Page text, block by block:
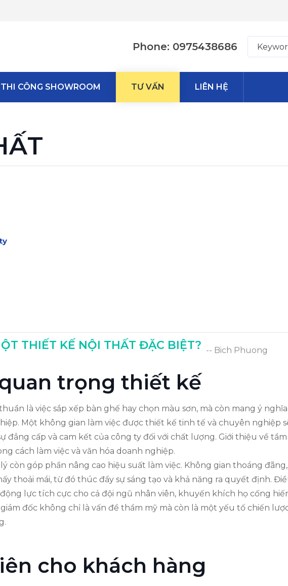
Phone: 0975438686
THI CÔNG SHOWROOM TƯ VẤN LIÊN HỆ
THIẾT KẾ NỘI THẤT ĐẶC BIỆT? -- Bich Phuong
trọng thiết kế
là việc sắp xếp bàn ghế hay chọn màu sơn, mà còn mang ý
Một không gian làm việc được thiết kế tinh tế và chuyên nghiệp
đẳng cấp và cam kết của công ty đối với chất lượng. Giới thiệu về
cách làm việc và văn hóa doanh nghiệp.
còn góp phần nâng cao hiệu suất làm việc. Không gian thoáng
thoải mái, từ đó thúc đẩy sự sáng tạo và khả năng ra quyết định.
lực tích cực cho cả đội ngũ nhân viên, khuyến khích họ cống
đốc không chỉ là vấn đề thẩm mỹ mà còn là một yếu tố chiến
cho khách hàng